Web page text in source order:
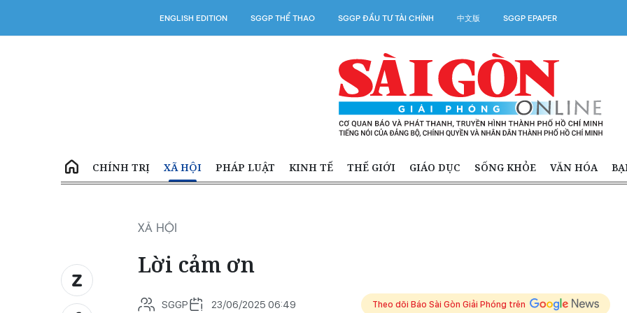
ENGLISH EDITION SGGP THỂ THAO SGGP ĐẦU TƯ TÀI CHÍNH 中文版 SGGP EPAPER
CHÍNH TRỊ XÃ HỘI PHÁP LUẬT KINH TẾ THẾ GIỚI GIÁO DỤC SỐNG KHỎE VĂN HÓA
XÃ HỘI
Lời cảm ơn
SGGP 23/06/2025 06:49 Theo dõi Báo Sài Gòn Giải Phóng trên